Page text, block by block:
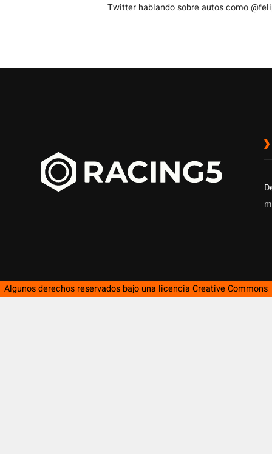
Twitter hablando sobre autos como
Algunos derechos reservados bajo una licencia Creative Commons